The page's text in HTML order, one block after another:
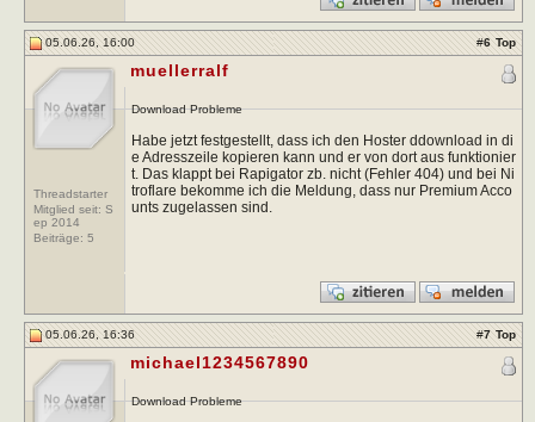
05.06.26, 16:00 #6 Top
Threadstarter
Mitglied seit: S
ep 2014
Beiträge: 5
muellerralf
Download Probleme
Habe jetzt festgestellt, dass ich den Hoster ddownload in di
e Adresszeile kopieren kann und er von dort aus funktionier
t. Das klappt bei Rapigator zb. nicht (Fehler 404) und bei Ni
troflare bekomme ich die Meldung, dass nur Premium Acco
unts zugelassen sind.
05.06.26, 16:36 #7 Top
michael1234567890
Download Probleme